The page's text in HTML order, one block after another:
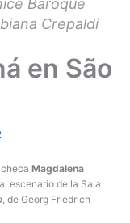
Baroque
Crepaldi
en São
Magdalena
escenario de la Sala
, de Georg Friedrich